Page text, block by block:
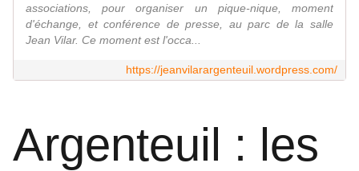
associations, pour organiser un pique-nique, moment
d'échange, et conférence de presse, au parc de la salle
Jean Vilar. Ce moment est l'occa...
https://jeanvilarargenteuil.wordpress.com/
Argenteuil : les